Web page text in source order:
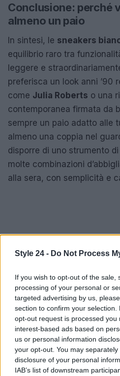
Style 24 - Do Not Process
If you wish to opt-out of the sale,
processing of your personal or
targeted advertising by us,
section to confirm your
opt-out request is processed you
interest-based ads based on
us or personal information
your opt-out. You may
disclosure of your personal
IAB’s list of downstream
Conclusione: perché
almeno un paio
In sintesi, le sneakers
equilibrio raro tra
leggere e
preferisca un look anni ’90
come Julia Roberts o una
contemporanea firmata da
sempre un paio adatto alle
almeno una coppia nel
disporre di uno strumento
molte combinazioni
alla sera, con semplicità e